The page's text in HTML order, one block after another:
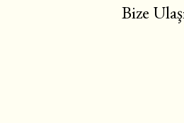
Bize